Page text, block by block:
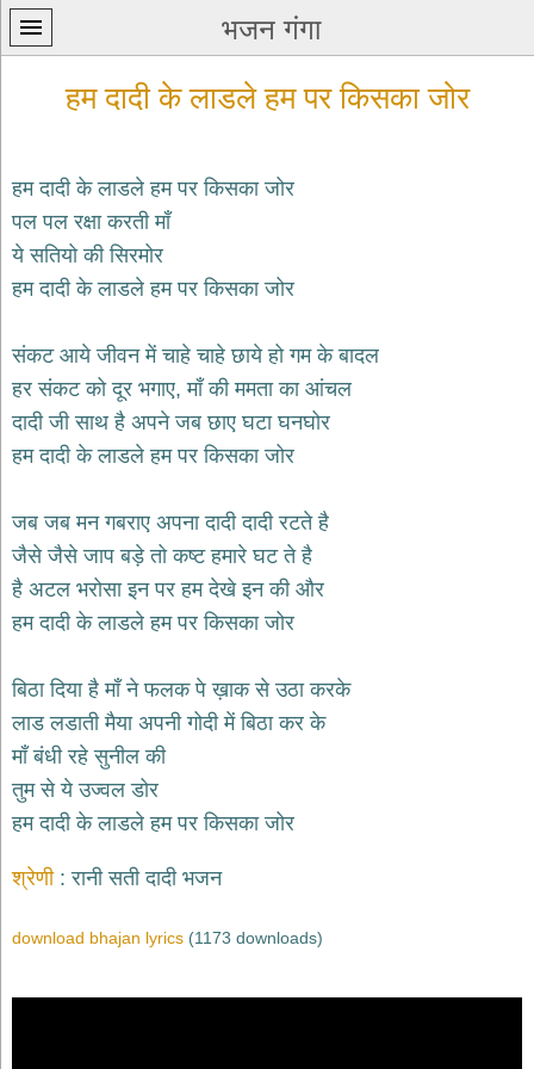
भजन गंगा
प्रथम
पन्ना
home
भजन
krishna
bhajans
शिव
भजन
हनुमान
भजन
bhajans
साईं
bhajans
जैन
भजन
jain
bhajans
भजन
durga
गणेश
हम दादी के लाडले हम पर किसका जोर
हम दादी के लाडले हम पर किसका जोर
पल पल रक्षा करती माँ
ये सतियो की सिरमोर
हम दादी के लाडले हम पर किसका जोर
संकट आये जीवन में चाहे चाहे छाये हो गम के बादल
हर संकट को दूर भगाए, माँ की ममता का आंचल
दादी जी साथ है अपने जब छाए घटा घनघोर
हम दादी के लाडले हम पर किसका जोर
जब जब मन गबराए अपना दादी दादी रटते है
जैसे जैसे जाप बड़े तो कष्ट हमारे घट ते है
है अटल भरोसा इन पर हम देखे इन की और
हम दादी के लाडले हम पर किसका जोर
बिठा दिया है माँ ने फलक पे ख़ाक से उठा करके
लाड लडाती मैया अपनी गोदी में बिठा कर के
माँ बंधी रहे सुनील की
तुम से ये उज्वल डोर
हम दादी के लाडले हम पर किसका जोर
श्रेणी रानी सती दादी भजन
download bhajan lyrics (1173 downloads)